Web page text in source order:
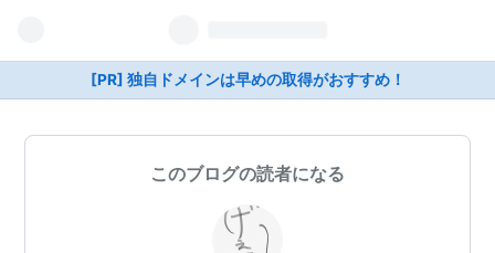
[PR] 独自ドメインは早めの取得がおすすめ！
このブログの読者になる